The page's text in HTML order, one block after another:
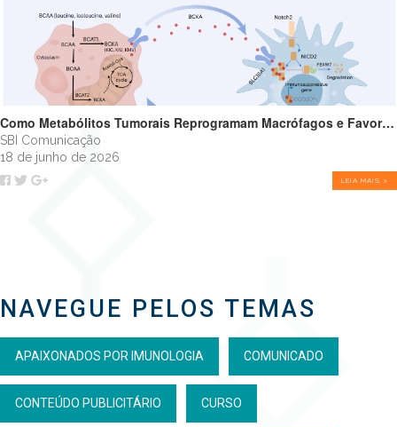
Como Metabólitos Tumorais Reprogramam Macrófagos e Favorecem o Crescimento Tumoral
SBI Comunicação
18 de junho de 2026
LEIA MAIS >
NAVEGUE PELOS TEMAS
APAIXONADOS POR IMUNOLOGIA COMUNICADO
CONTEÚDO PUBLICITÁRIO CURSO